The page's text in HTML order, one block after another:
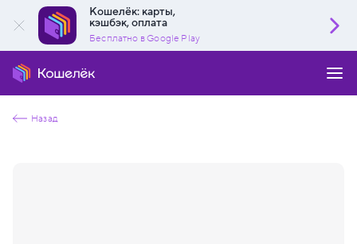
Кошелёк: карты,
кэшбэк, оплата
Бесплатно в Google Play
Назад